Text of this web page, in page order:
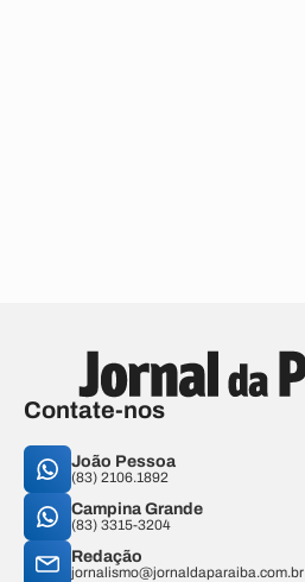
Contate-nos
João Pessoa
(83) 2106.1892
Campina Grande
(83) 3315-3204
Redação
jornalismo@jornaldaparaiba.com.br